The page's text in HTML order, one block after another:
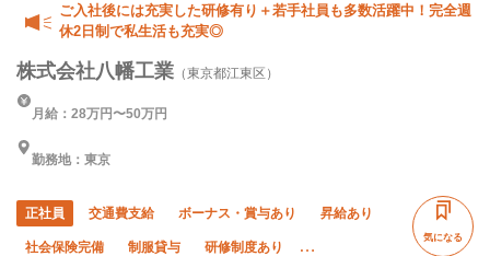
ご入社後には充実した研修有り＋若手社員も多数活躍中！完全週
休2日制で私生活も充実◎
株式会社八幡工業 （東京都江東区）
月給：28万円〜50万円
勤務地：東京
正社員 交通費支給 ボーナス・賞与あり 昇給あり
社会保険完備 制服貸与 研修制度あり
気になる